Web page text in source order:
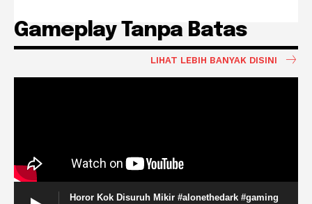
Gameplay Tanpa Batas
LIHAT LEBIH BANYAK DISINI
Horor Kok Disuruh Mikir #alonethedark #gaming